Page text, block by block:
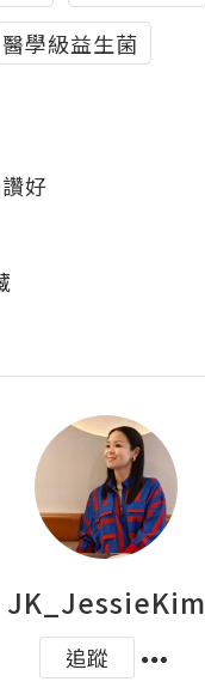
醫學級益生菌
好
JK_JessieKim
追蹤